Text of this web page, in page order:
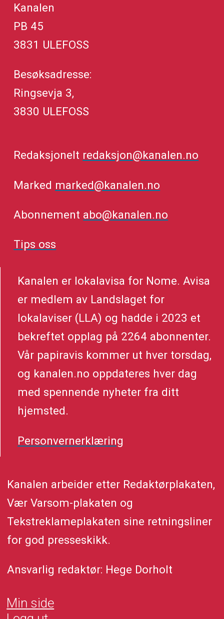
Kanalen
PB 45
3831 ULEFOSS
Besøksadresse:
Ringsevja 3,
3830 ULEFOSS
Redaksjonelt redaksjon@kanalen.no
Marked marked@kanalen.no
Abonnement abo@kanalen.no
Tips oss
Kanalen er lokalavisa for Nome. Avisa
er medlem av Landslaget for
lokalaviser (LLA) og hadde i 2023 et
bekreftet opplag på 2264 abonnenter.
Vår papiravis kommer ut hver torsdag,
og kanalen.no oppdateres hver dag
med spennende nyheter fra ditt
hjemsted.
Personvernerklæring
Kanalen arbeider etter Redaktørplakaten,
Vær Varsom-plakaten og
Tekstreklameplakaten sine retningsliner
for god presseskikk.
Ansvarlig redaktør: Hege Dorholt
Min side